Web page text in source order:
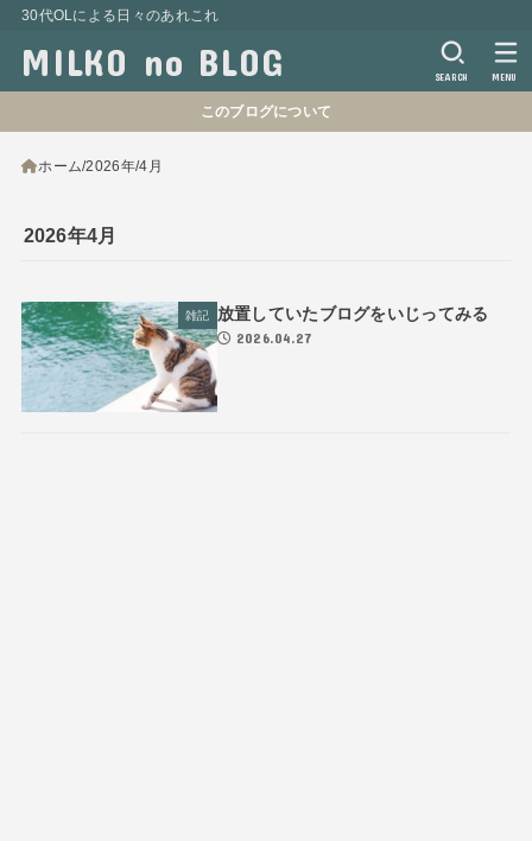
30代OLによる日々のあれこれ
MILKO no BLOG SEARCH MENU
このブログについて
ホーム 2026年 4月
2026年4月
雑記 放置していたブログをいじってみる
2026.04.27